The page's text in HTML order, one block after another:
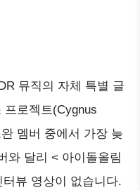
뮤직의 자체 특별 글
프로젝트(Cygnus
멤버 중에서 가장 늦
와 달리 < 아이돌올림
뷰 영상이 없습니다.